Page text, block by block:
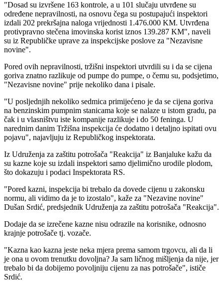
"Dosad su izvršene 163 kontrole, a u 101 slučaju utvrđene su
određene nepravilnosti, na osnovu čega su postupajući inspektori
izdali 202 prekršajna naloga vrijednosti 1.476.000 KM. Utvrđena
protivpravno stečena imovinska korist iznos 139.287 KM", naveli
su iz Republičke uprave za inspekcijske poslove za "Nezavisne
novine".
Pored ovih nepravilnosti, tržišni inspektori utvrdili su i da se cijena
goriva znatno razlikuje od pumpe do pumpe, o čemu su, podsjetimo,
"Nezavisne novine" prije nekoliko dana i pisale.
"U posljednjih nekoliko sedmica primijećeno je da se cijena goriva
na benzinskim pumpnim stanicama koje se nalaze u istom gradu, pa
čak i u vlasništvu iste kompanije razlikuje i do 50 feninga. U
narednim danim Tržišna inspekcija će dodatno i detaljno ispitati ovu
pojavu", najavljuju iz Republičkog inspektorata.
Iz Udruženja za zaštitu potrošača "Reakcija" iz Banjaluke kažu da
su kazne koje su izdali inspektori samo djelimično urodile plodom,
što dokazuju i podaci Inspektorata RS.
"Pored kazni, inspekcija bi trebalo da dovede cijenu u zakonsku
normu, ali vidimo da je to izostalo", kaže za "Nezavine novine"
Dušan Srdić, predsjednik Udruženja za zaštitu potrošača "Reakcija".
Dodaje da se izrečene kazne nisu odrazile na korisnike, odnosno
krajnje potrošače tj. vozače.
"Kazna kao kazna jeste neka mjera prema samom trgovcu, ali da li
je ona u ovom trenutku dovoljna? Ja sam ličnog mišljenja da nije, jer
trebalo bi da dobijemo povoljniju cijenu za nas potrošače", ističe
Srdić.